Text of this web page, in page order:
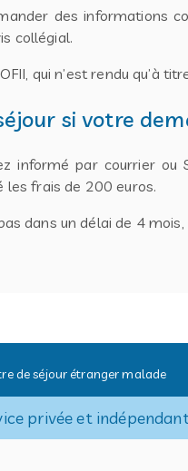
de séjour étranger malade
des
collégial.
qui n’est rendu qu’à
si votre
informé par courrier ou
les frais de 200 euros.
dans un délai de 4
privée et